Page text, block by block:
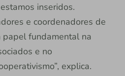
inseridos.
e coordenadores de
papel fundamental na
e no
explica.